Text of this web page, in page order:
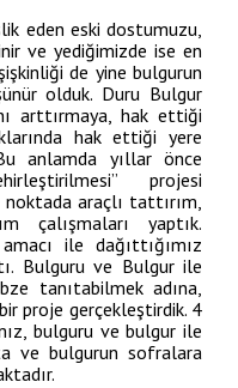
eden eski dostumuzu,
ve yediğimizde ise en
de yine bulgurun
olduk. Duru Bulgur
arttırmaya, hak ettiği
hak ettiği yere
anlamda yıllar önce
projesi
noktada araçlı tattırım,
çalışmaları yaptık.
ile dağıttığımız
Bulguru ve Bulgur ile
tanıtabilmek adına,
proje gerçekleştirdik. 4
bulguru ve bulgur ile
ve bulgurun sofralara